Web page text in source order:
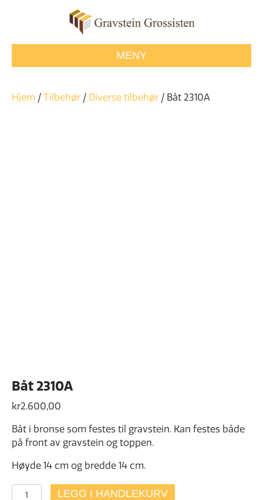
MENY
Hjem / Tilbehør / Diverse tilbehør / Båt 2310A
Båt 2310A
kr2.600,00
Båt i bronse som festes til gravstein. Kan festes både
på front av gravstein og toppen.
Høyde 14 cm og bredde 14 cm.
Båt
LEGG I HANDLEKURV